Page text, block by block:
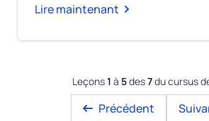
Lire maintenant
Leçons1 à 5des7du cursus
Précédent